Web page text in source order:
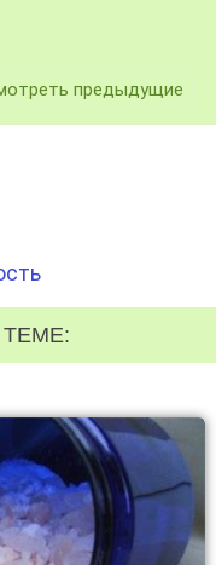
предыдущие